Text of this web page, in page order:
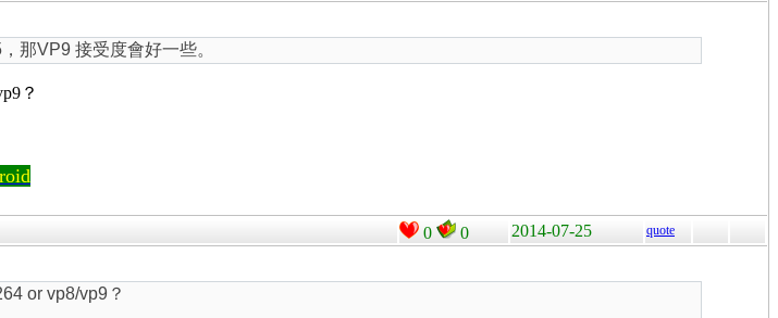
那VP9 接受度會好一些。
？
0 0 2014-07-25 quote
or vp8/vp9？